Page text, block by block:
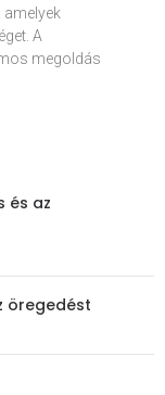
amelyek
A
megoldás
és az
öregedést